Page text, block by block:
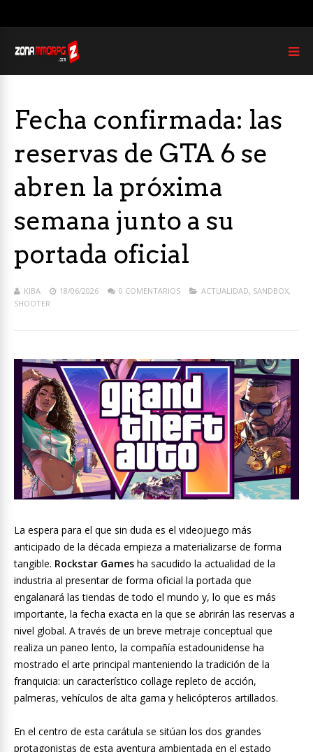
Fecha confirmada: las
reservas de GTA 6 se
abren la próxima
semana junto a su
portada oficial
KIBA 18/06/2026 0 COMENTARIOS ACTUALIDAD, SANDBOX,
SHOOTER
La espera para el que sin duda es el videojuego más
anticipado de la década empieza a materializarse de forma
tangible. Rockstar Games ha sacudido la actualidad de la
industria al presentar de forma oficial la portada que
engalanará las tiendas de todo el mundo y, lo que es más
importante, la fecha exacta en la que se abrirán las reservas a
nivel global. A través de un breve metraje conceptual que
realiza un paneo lento, la compañía estadounidense ha
mostrado el arte principal manteniendo la tradición de la
franquicia: un característico collage repleto de acción,
palmeras, vehículos de alta gama y helicópteros artillados.
En el centro de esta carátula se sitúan los dos grandes
protagonistas de esta aventura ambientada en el estado